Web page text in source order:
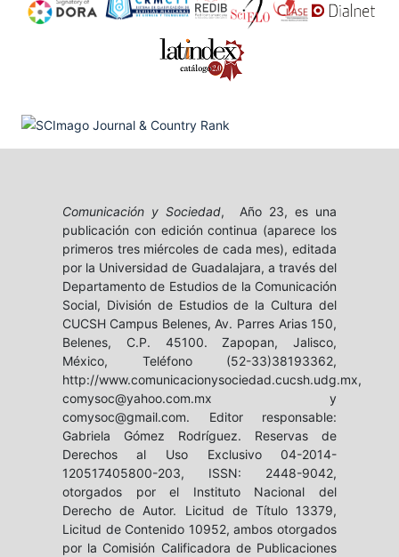
Comunicación y Sociedad, Año 23, es una
publicación con edición continua (aparece los
primeros tres miércoles de cada mes), editada
por la Universidad de Guadalajara, a través del
Departamento de Estudios de la Comunicación
Social, División de Estudios de la Cultura del
CUCSH Campus Belenes, Av. Parres Arias 150,
Belenes, C.P. 45100. Zapopan, Jalisco,
México, Teléfono (52-33)38193362,
http://www.comunicacionysociedad.cucsh.udg.mx,
comysoc@yahoo.com.mx y
comysoc@gmail.com. Editor responsable:
Gabriela Gómez Rodríguez. Reservas de
Derechos al Uso Exclusivo 04-2014-
120517405800-203, ISSN: 2448-9042,
otorgados por el Instituto Nacional del
Derecho de Autor. Licitud de Título 13379,
Licitud de Contenido 10952, ambos otorgados
por la Comisión Calificadora de Publicaciones